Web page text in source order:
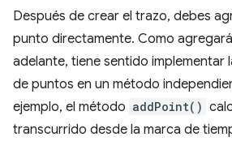
Después de crear el trazo, debes
punto directamente. Como
adelante, tiene sentido implementar
de puntos en un método
ejemplo, el método addPoint()
transcurrido desde la marca de